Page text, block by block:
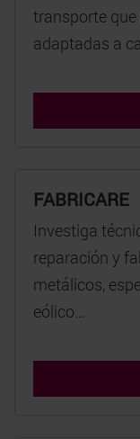
transporte
adaptadas a
FABRICARE
Investiga
reparación y
metálicos,
eólico…